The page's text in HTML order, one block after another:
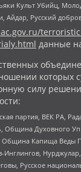
Культ Убийц,
Айдар, Русский
данные
которых
силу
партия, ВЕК РА,
Община Духовного
Община Капища Веды
Инглингов,
Русское